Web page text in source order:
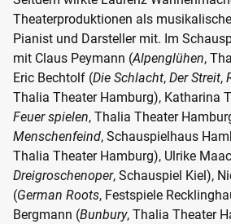
Theaterproduktionen als
Pianist und Darsteller mit. Im
mit Claus Peymann (Alpenglühen,
Eric Bechtolf (Die Schlacht, Der Streit,
Thalia Theater Hamburg), Katharina
Feuer spielen, Thalia Theater
Menschenfeind, Schauspielhaus
Thalia Theater Hamburg), Ulrike
Dreigroschenoper, Schauspiel Kiel),
(German Roots, Festspiele
Bergmann (Bunbury, Thalia Theater